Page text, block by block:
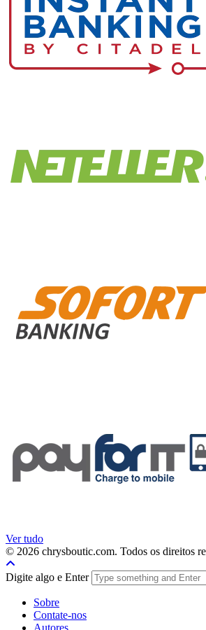
Ver tudo
© 2026 chrysboutic.com. Todos os direitos
Digite algo e Enter
Sobre
Contate-nos
Autores